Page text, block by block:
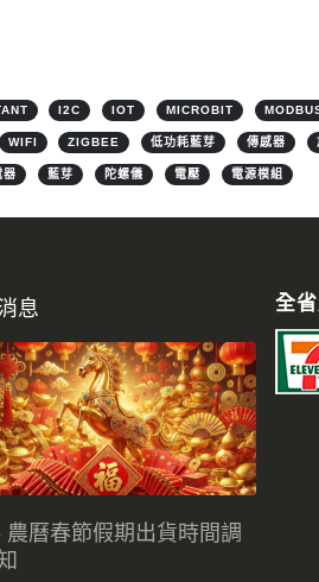
I2C IOT MICROBIT
WIFI ZIGBEE 低功耗藍芽 傳感器
器 藍芽 陀螺儀 電壓 電源模組
息
農曆春節假期出貨時間調
全